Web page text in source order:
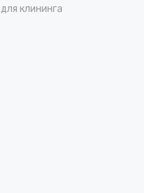
клининга